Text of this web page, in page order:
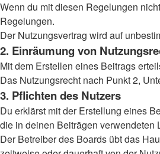
Wenn du mit diesen Regelungen
Regelungen.
Der Nutzungsvertrag wird auf
2. Einräumung von
Mit dem Erstellen eines Beitrags
Das Nutzungsrecht nach Punkt 2,
3. Pflichten des Nutzers
Du erklärst mit der Erstellung eines
die in deinen Beiträgen verwendeten
Der Betreiber des Boards übt das